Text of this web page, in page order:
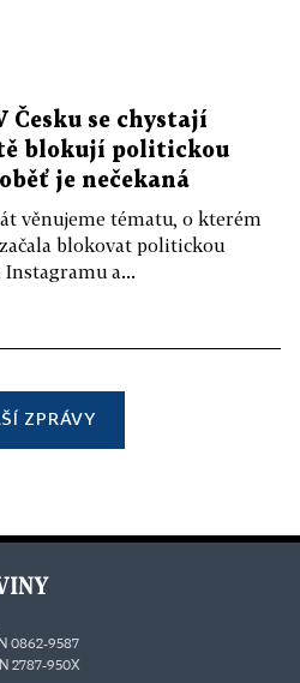
Česku se chystají
blokují politickou
je nečekaná
věnujeme tématu, o kterém
blokovat politickou
Instagramu a...
ZPRÁVY
0862-9587
2787-950X